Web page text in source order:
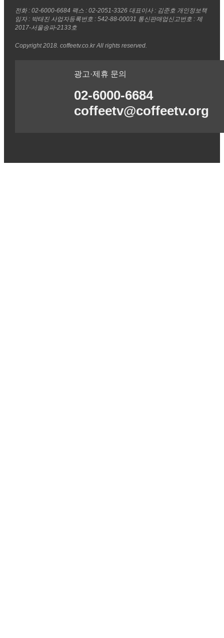
전화 : 02-6000-6684 팩스 : 02-2051-3326 대표이사 : 김준호 개인정보책
임자 : 박태진 사업자등록번호 : 542-88-00031 통신판매업신고번호 : 제
2017-서울송파-2133호
Copyright 2018. coffeetv.co.kr All rights reserved.
광고·제휴 문의
02-6000-6684
coffeetv@coffeetv.org